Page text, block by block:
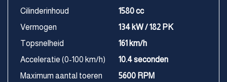
Cilinderinhoud
1580 cc
Vermogen
134 kW / 182 PK
Topsnelheid
161 km/h
Acceleratie (0-100 km/h)
10.4 seconden
Maximum aantal toeren
5600 RPM